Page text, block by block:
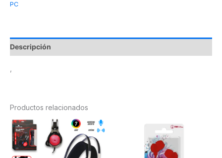
PC
Descripción
Productos relacionados